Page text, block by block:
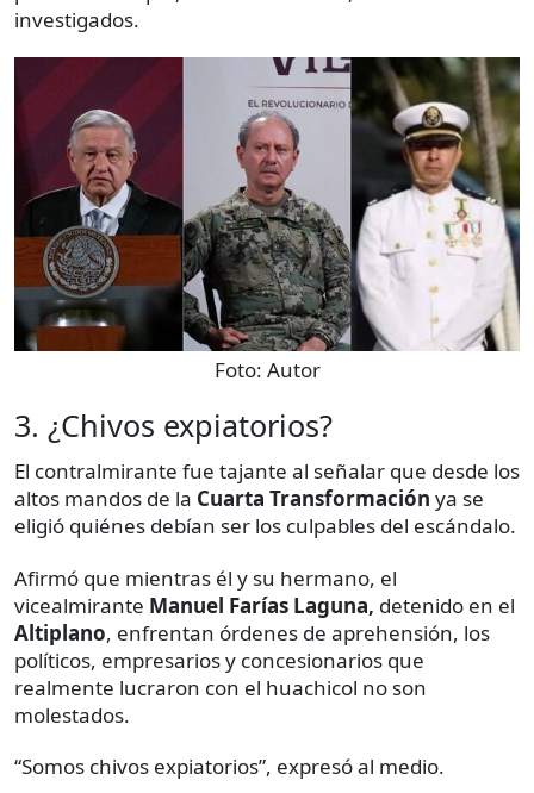
investigados.
Foto: Autor
3. ¿Chivos expiatorios?
El contralmirante fue tajante al señalar que desde los
altos mandos de la Cuarta Transformación ya se
eligió quiénes debían ser los culpables del escándalo.
Afirmó que mientras él y su hermano, el
vicealmirante Manuel Farías Laguna, detenido en el
Altiplano, enfrentan órdenes de aprehensión, los
políticos, empresarios y concesionarios que
realmente lucraron con el huachicol no son
molestados.
“Somos chivos expiatorios”, expresó al medio.